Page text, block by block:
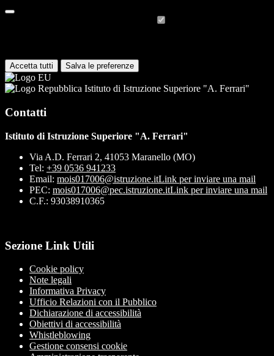
Accetta tutti Salva le preferenze
Istituto di Istruzione Superiore "A. Ferrari"
Contatti
Istituto di Istruzione Superiore "A. Ferrari"
Via A.D. Ferrari 2, 41053 Maranello (MO)
Tel: +39 0536 941233
Email: mois017006@istruzione.itLink per inviare una mail
PEC: mois017006@pec.istruzione.itLink per inviare una mail
C.F.: 93038910365
Sezione Link Utili
Cookie policy
Note legali
Informativa Privacy
Ufficio Relazioni con il Pubblico
Dichiarazione di accessibilità
Obiettivi di accessibilità
Whistleblowing
Gestione consensi cookie